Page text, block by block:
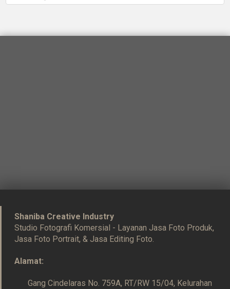
Shaniba Creative Industry
Studio Fotografi Komersial - Layanan Jasa Foto Produk,
Jasa Foto Portrait, & Jasa Editing Foto.
Alamat:
Gang Cindelaras No. 759A, RT/RW 15/04, Kelurahan